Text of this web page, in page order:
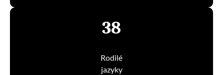
38
Rodilé
jazyky